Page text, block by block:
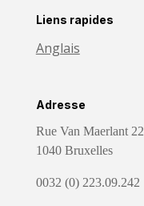
Liens rapides
Anglais
Adresse
Rue Van Maerlant 22
1040 Bruxelles
0032 (0) 223.09.242